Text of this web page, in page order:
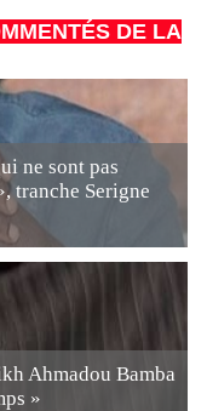
DE LA
ne sont pas
tranche Serigne
Ahmadou Bamba
»